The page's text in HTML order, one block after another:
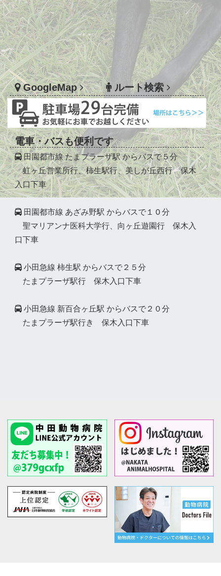
GoogleMap ルート検索
電車・バスも便利です
田園都市線 たまプラーザ駅 からバスで５分
虹ヶ丘営業所行、柿生駅行、美しが丘西行 保木
入口下車
田園都市線 あざみ野駅 からバスで１０分
聖マリアンナ医科大学行、向ヶ丘遊園行 保木入
口下車
小田急線 柿生駅 からバスで２５分
たまプラーザ駅行 保木入口下車
小田急線 新百合ヶ丘駅 からバスで２０分
たまプラーザ駅行き 保木入口下車